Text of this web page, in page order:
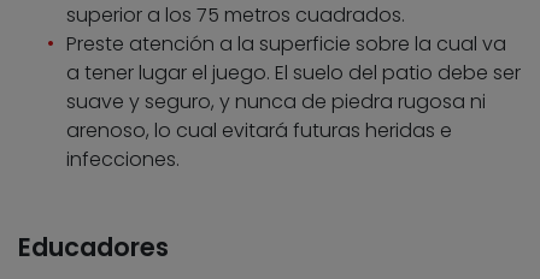
superior a los 75 metros cuadrados.
Preste atención a la superficie sobre la cual va
a tener lugar el juego. El suelo del patio debe ser
suave y seguro, y nunca de piedra rugosa ni
arenoso, lo cual evitará futuras heridas e
infecciones.
Educadores